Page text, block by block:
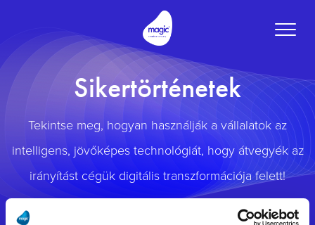
Toggle
Sikertörténetek
Tekintse meg, hogyan használják a vállalatok az
intelligens, jövőképes technológiát, hogy átvegyék az
irányítást cégük digitális transzformációja felett!